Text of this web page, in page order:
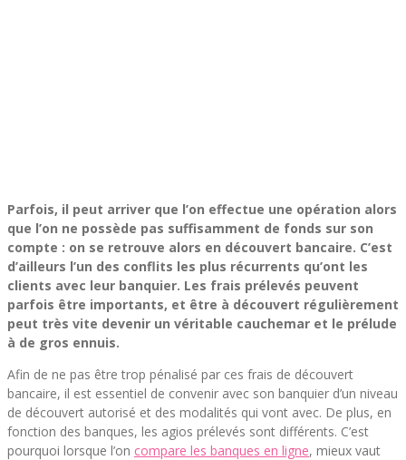
Parfois, il peut arriver que l’on effectue une opération alors
que l’on ne possède pas suffisamment de fonds sur son
compte : on se retrouve alors en découvert bancaire. C’est
d’ailleurs l’un des conflits les plus récurrents qu’ont les
clients avec leur banquier. Les frais prélevés peuvent
parfois être importants, et être à découvert régulièrement
peut très vite devenir un véritable cauchemar et le prélude
à de gros ennuis.
Afin de ne pas être trop pénalisé par ces frais de découvert
bancaire, il est essentiel de convenir avec son banquier d’un niveau
de découvert autorisé et des modalités qui vont avec. De plus, en
fonction des banques, les agios prélevés sont différents. C’est
pourquoi lorsque l’on compare les banques en ligne, mieux vaut